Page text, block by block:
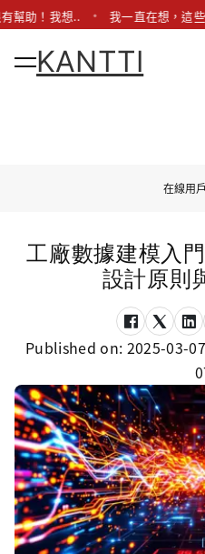
幫助！我想.. 我一直在想，這
KANTTI
在線用
工廠數據建模入
設計原則
Published on: 2025-03-07